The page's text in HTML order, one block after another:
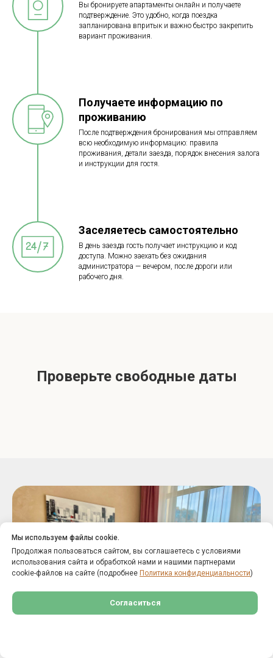
Мы используем файлы cookie.
Продолжая пользоваться сайтом, вы соглашаетесь с условиями
использования сайта и обработкой нами и нашими партнерами
cookie-файлов на сайте (подробнее Политика конфиденциальности)
Согласиться
Вы бронируете апартаменты онлайн и получаете
подтверждение. Это удобно, когда поездка
запланирована впритык и важно быстро закрепить
вариант проживания.
Получаете информацию по
проживанию
После подтверждения бронирования мы отправляем
всю необходимую информацию: правила
проживания, детали заезда, порядок внесения залога
и инструкции для гостя.
Заселяетесь самостоятельно
В день заезда гость получает инструкцию и код
доступа. Можно заехать без ожидания
администратора — вечером, после дороги или
рабочего дня.
Проверьте свободные даты